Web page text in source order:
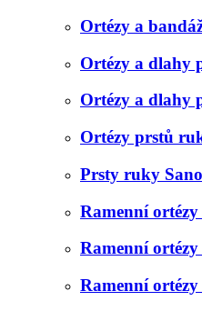
Ortézy a
Ortézy a dlahy
Ortézy a dlahy
Ortézy prstů
Prsty ruky
Ramenní
Ramenní
Ramenní ortézy